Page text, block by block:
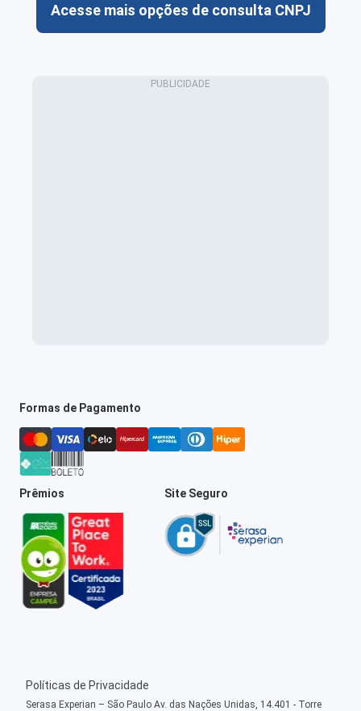
Acesse mais opções de consulta CNPJ
Formas de Pagamento
Prêmios Site Seguro
Políticas de Privacidade
Serasa Experian – São Paulo Av. das Nações Unidas, 14.401 - Torre